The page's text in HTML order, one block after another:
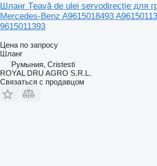
Шланг Țeavă de ulei servodirecție для
Mercedes-Benz A9615018493
9615011393
Цена по запросу
Шланг
Румыния, Cristesti
ROYAL DRU AGRO S.R.L.
Связаться с продавцом